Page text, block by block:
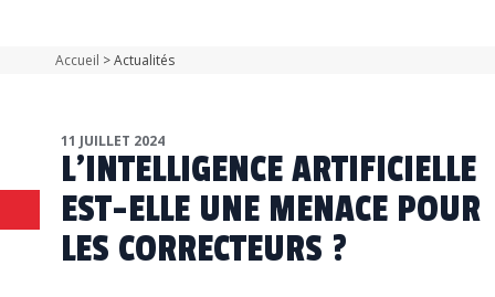
Accueil > Actualités
11 JUILLET 2024
L’INTELLIGENCE ARTIFICIELLE
EST-ELLE UNE MENACE POUR
LES CORRECTEURS ?